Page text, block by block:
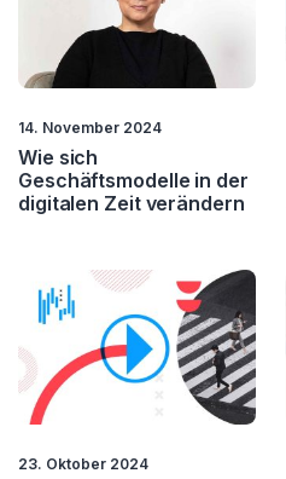
14. November 2024
Wie sich
Geschäftsmodelle in der
digitalen Zeit verändern
23. Oktober 2024